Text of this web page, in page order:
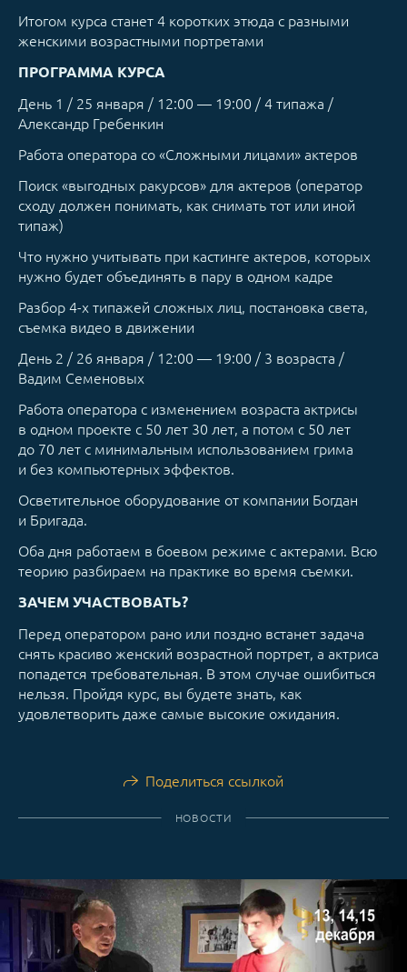
Итогом курса станет 4 коротких этюда с разными
женскими возрастными портретами
ПРОГРАММА КУРСА
День 1 / 25 января / 12:00 — 19:00 / 4 типажа /
Александр Гребенкин
Работа оператора со «Сложными лицами» актеров
Поиск «выгодных ракурсов» для актеров (оператор
сходу должен понимать, как снимать тот или иной
типаж)
Что нужно учитывать при кастинге актеров, которых
нужно будет объединять в пару в одном кадре
Разбор 4-х типажей сложных лиц, постановка света,
съемка видео в движении
День 2 / 26 января / 12:00 — 19:00 / 3 возраста /
Вадим Семеновых
Работа оператора с изменением возраста актрисы
в одном проекте с 50 лет 30 лет, а потом с 50 лет
до 70 лет с минимальным использованием грима
и без компьютерных эффектов.
Осветительное оборудование от компании Богдан
и Бригада.
Оба дня работаем в боевом режиме с актерами. Всю
теорию разбираем на практике во время съемки.
ЗАЧЕМ УЧАСТВОВАТЬ?
Перед оператором рано или поздно встанет задача
снять красиво женский возрастной портрет, а актриса
попадется требовательная. В этом случае ошибиться
нельзя. Пройдя курс, вы будете знать, как
удовлетворить даже самые высокие ожидания.
Поделиться ссылкой
НОВОСТИ